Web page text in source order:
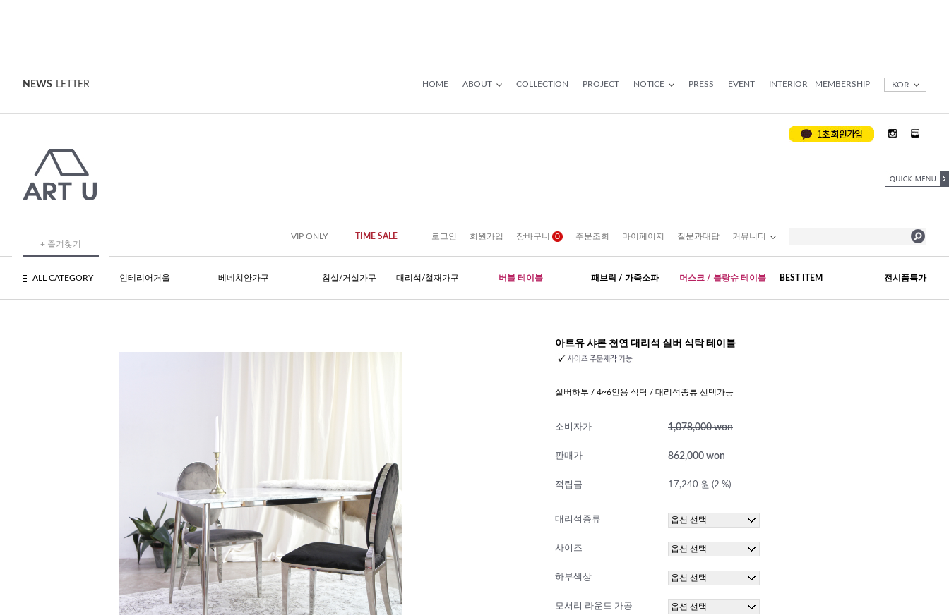
NEWS LETTER HOME ABOUT COLLECTION PROJECT NOTICE PRESS EVENT INTERIOR MEMBERSHIP KOR
+ 즐겨찾기
VIP ONLY TIME SALE 로그인 회원가입 장바구니 0 주문조회 마이페이지 질문과대답 커뮤니티
ALL CATEGORY 인테리어거울 베네치안가구 침실/거실가구 대리석/철재가구 버블 테이블 패브릭 / 가죽소파 머스크 / 블랑슈 테이블 BEST ITEM 전시품특가
아트유 샤론 천연 대리석 실버 식탁 테이블
실버하부 / 4~6인용 식탁 / 대리석종류 선택가능
소비자가 1,078,000 won
판매가 862,000 won
적립금 17,240 원 (2 %)
대리석종류
사이즈
하부색상
모서리 라운드 가공